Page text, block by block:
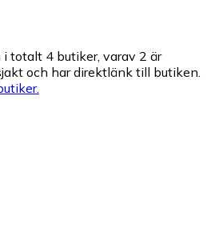
totalt 4 butiker, varav 2 är
och har direktlänk till butiken.